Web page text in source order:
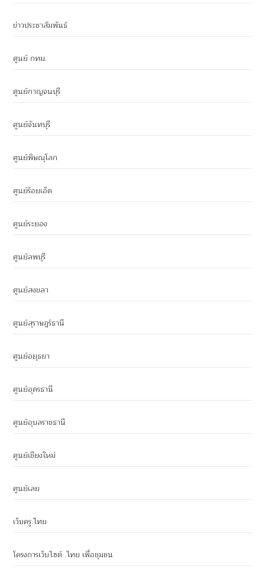
ข่าวประชาสัมพันธ์
ศูนย์ กทม.
ศูนย์กาญจนบุรี
ศูนย์จันทบุรี
ศูนย์พิษณุโลก
ศูนย์ร้อยเอ็ด
ศูนย์ระยอง
ศูนย์ลพบุรี
ศูนย์สงขลา
ศูนย์สุราษฎร์ธานี
ศูนย์อยุธยา
ศูนย์อุดรธานี
ศูนย์อุบลราชธานี
ศูนย์เชียงใหม่
ศูนย์เลย
เว็บครู.ไทย
โครงการเว็บไซต์ .ไทย เพื่อชุมชน